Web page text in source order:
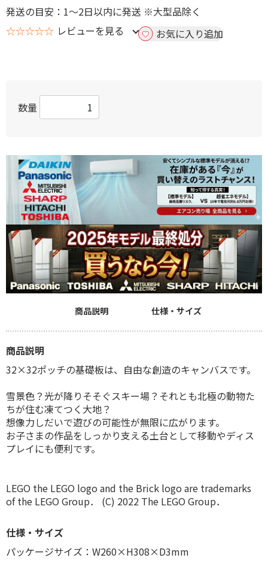
発送の目安：1～2日以内に発送 ※大型品除く
☆☆☆☆☆ レビューを見る お気に入り追加
数量
商品説明 仕様・サイズ
商品説明
32×32ポッチの基礎板は、自由な創造のキャンバスです。
雪景色？光が降りそそぐスキー場？それとも北極の動物た
ちが住む凍てつく大地？
想像力しだいで遊びの可能性が無限に広がります。
お子さまの作品をしっかり支える土台として移動やディス
プレイにも便利です。
LEGO the LEGO logo and the Brick logo are trademarks
of the LEGO Group． (C) 2022 The LEGO Group．
仕様・サイズ
パッケージサイズ：W260×H308×D3mm